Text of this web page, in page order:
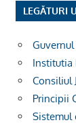
LEGĂTURI
Institutia
Consiliul
Principii
Sistemul